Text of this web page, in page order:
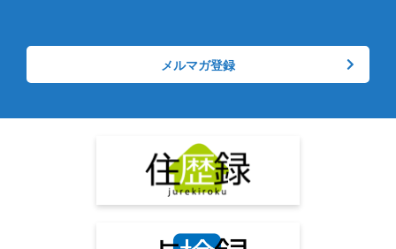
メルマガ登録